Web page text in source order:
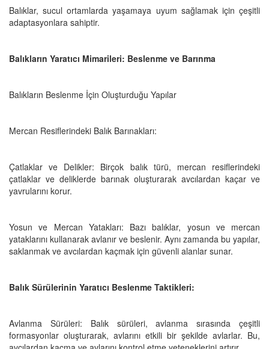
Balıklar, sucul ortamlarda yaşamaya uyum sağlamak için çeşitli
adaptasyonlara sahiptir.
Balıkların Yaratıcı Mimarileri: Beslenme ve Barınma
Balıkların Beslenme İçin Oluşturduğu Yapılar
Mercan Resiflerindeki Balık Barınakları:
Çatlaklar ve Delikler: Birçok balık türü, mercan resiflerindeki
çatlaklar ve deliklerde barınak oluşturarak avcılardan kaçar ve
yavrularını korur.
Yosun ve Mercan Yatakları: Bazı balıklar, yosun ve mercan
yataklarını kullanarak avlanır ve beslenir. Aynı zamanda bu yapılar,
saklanmak ve avcılardan kaçmak için güvenli alanlar sunar.
Balık Sürülerinin Yaratıcı Beslenme Taktikleri:
Avlanma Sürüleri: Balık sürüleri, avlanma sırasında çeşitli
formasyonlar oluşturarak, avlarını etkili bir şekilde avlarlar. Bu,